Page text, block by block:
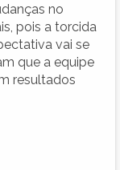
no
pois a torcida
vai se
que a equipe
resultados